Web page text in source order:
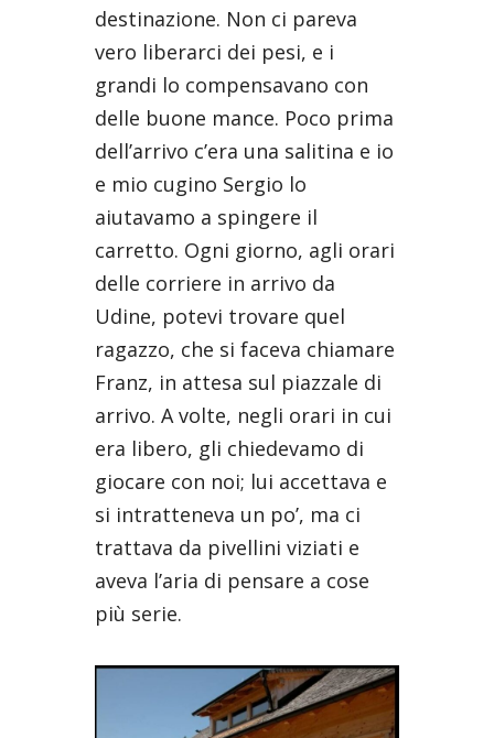
destinazione. Non ci pareva
vero liberarci dei pesi, e i
grandi lo compensavano con
delle buone mance. Poco prima
dell’arrivo c’era una salitina e io
e mio cugino Sergio lo
aiutavamo a spingere il
carretto. Ogni giorno, agli orari
delle corriere in arrivo da
Udine, potevi trovare quel
ragazzo, che si faceva chiamare
Franz, in attesa sul piazzale di
arrivo. A volte, negli orari in cui
era libero, gli chiedevamo di
giocare con noi; lui accettava e
si intratteneva un po’, ma ci
trattava da pivellini viziati e
aveva l’aria di pensare a cose
più serie.